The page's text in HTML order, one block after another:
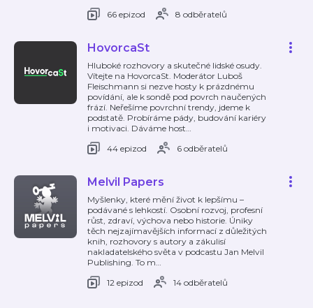
66 epizod
8 odběratelů
HovorcaSt
Hluboké rozhovory a skutečné lidské osudy.
Vítejte na HovorcaSt. Moderátor Luboš
Fleischmann si nezve hosty k prázdnému
povídání, ale k sondě pod povrch naučených
frází. Neřešíme povrchní trendy, jdeme k
podstatě. Probíráme pády, budování kariéry
i motivaci. Dáváme host…
44 epizod
6 odběratelů
Melvil Papers
Myšlenky, které mění život k lepšímu –
podávané s lehkostí. Osobní rozvoj, profesní
růst, zdraví, výchova nebo historie. Úniky
těch nejzajímavějších informací z důležitých
knih, rozhovory s autory a zákulisí
nakladatelského světa v podcastu Jan Melvil
Publishing. To m…
12 epizod
14 odběratelů